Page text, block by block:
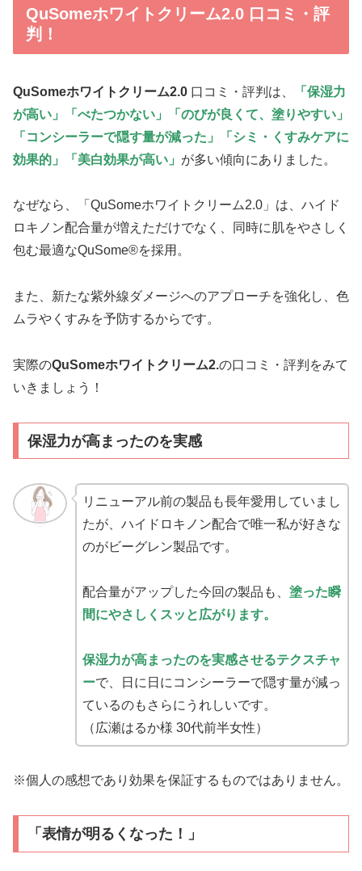
QuSomeホワイトクリーム2.0 口コミ・評
判！
QuSomeホワイトクリーム2.0 口コミ・評判は、
「保湿力
が高い」「べたつかない」「 のびが良くて、塗りやすい 」
「コンシーラーで隠す量が減った」「シミ・くすみケアに
効果的」「美白効果が高い」 が多い傾向にありました。
なぜなら、「QuSomeホワイトクリーム2.0」は、 ハイド
ロキノン配合量が増えただけでなく、同時に肌をやさしく
包む最適なQuSome®を採用。
また、新たな紫外線ダメージへのアプローチを強化し、色
ムラやくすみを予防するからです。
実際のQuSomeホワイトクリーム2.の口コミ・評判をみて
いきましょう！
保湿力が高まったのを実感
リニューアル前の製品も長年愛用していまし
たが、ハイドロキノン配合で唯一私が好きな
のがビーグレン製品です。
配合量がアップした今回の製品も、 塗った瞬
間にやさしくスッと広がります。
保湿力が高まったのを実感させるテクスチャ
ーで、日に日にコンシーラーで隠す量が減っ
ているのもさらにうれしいです。
（広瀬はるか様 30代前半女性）
※個人の感想であり効果を保証するものではありません。
「表情が明るくなった！」